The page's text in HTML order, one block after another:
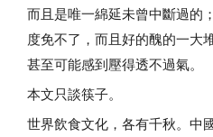
而且是唯一綿延未曾中斷過的
度免不了，而且好的醜的一大
甚至可能感到壓得透不過氣。
本文只談筷子。
世界飲食文化，各有千秋。中